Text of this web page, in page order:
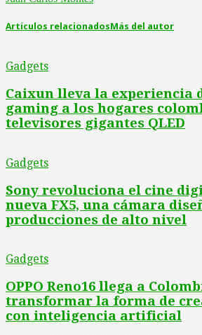
Artículos relacionadosMás del autor
Gadgets
Caixun lleva la experiencia
gaming a los hogares
televisores gigantes QLED
Gadgets
Sony revoluciona el cine
nueva FX5, una cámara
producciones de alto nivel
Gadgets
OPPO Reno16 llega a
transformar la forma de
con inteligencia artificial